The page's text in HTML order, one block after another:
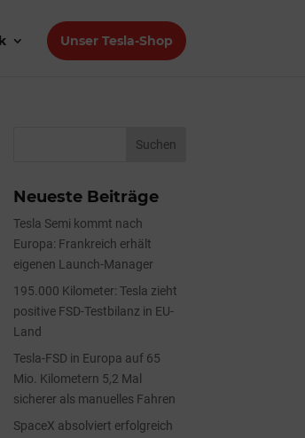
Unser Tesla-Shop
Neueste Beiträge
Tesla Semi kommt nach
Europa: Frankreich erhält
eigenen Launch-Manager
195.000 Kilometer: Tesla zieht
positive FSD-Testbilanz in EU-
Land
Tesla-FSD in Europa auf 65
Mio. Kilometern 5,2 Mal
sicherer als manuelles Fahren
SpaceX absolviert erfolgreich